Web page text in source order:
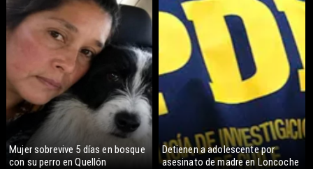
Mujer sobrevive 5 días en bosque
con su perro en Quellón
Detienen a adolescente por
asesinato de madre en Loncoche